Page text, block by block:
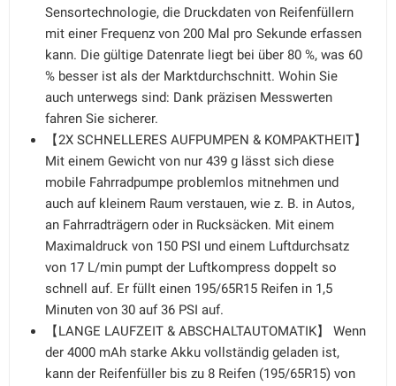
Sensortechnologie, die Druckdaten von Reifenfüllern
mit einer Frequenz von 200 Mal pro Sekunde erfassen
kann. Die gültige Datenrate liegt bei über 80 %, was 60
% besser ist als der Marktdurchschnitt. Wohin Sie
auch unterwegs sind: Dank präzisen Messwerten
fahren Sie sicherer.
【2X SCHNELLERES AUFPUMPEN & KOMPAKTHEIT】
Mit einem Gewicht von nur 439 g lässt sich diese
mobile Fahrradpumpe problemlos mitnehmen und
auch auf kleinem Raum verstauen, wie z. B. in Autos,
an Fahrradträgern oder in Rucksäcken. Mit einem
Maximaldruck von 150 PSI und einem Luftdurchsatz
von 17 L/min pumpt der Luftkompress doppelt so
schnell auf. Er füllt einen 195/65R15 Reifen in 1,5
Minuten von 30 auf 36 PSI auf.
【LANGE LAUFZEIT & ABSCHALTAUTOMATIK】 Wenn
der 4000 mAh starke Akku vollständig geladen ist,
kann der Reifenfüller bis zu 8 Reifen (195/65R15) von